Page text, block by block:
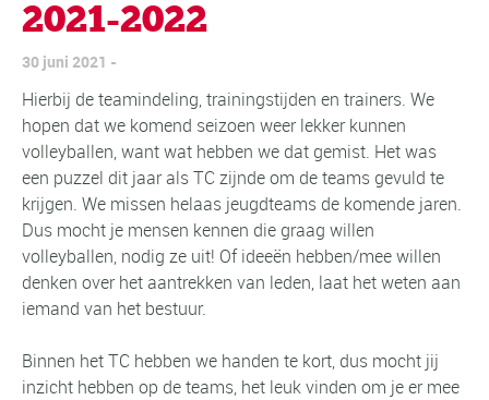
2021-2022
30 juni 2021
Hierbij de teamindeling, trainingstijden en trainers. We
hopen dat we komend seizoen weer lekker kunnen
volleyballen, want wat hebben we dat gemist. Het was
een puzzel dit jaar als TC zijnde om de teams gevuld te
krijgen. We missen helaas jeugdteams de komende jaren.
Dus mocht je mensen kennen die graag willen
volleyballen, nodig ze uit! Of ideeën hebben/mee willen
denken over het aantrekken van leden, laat het weten aan
iemand van het bestuur.
Binnen het TC hebben we handen te kort, dus mocht jij
inzicht hebben op de teams, het leuk vinden om je er mee